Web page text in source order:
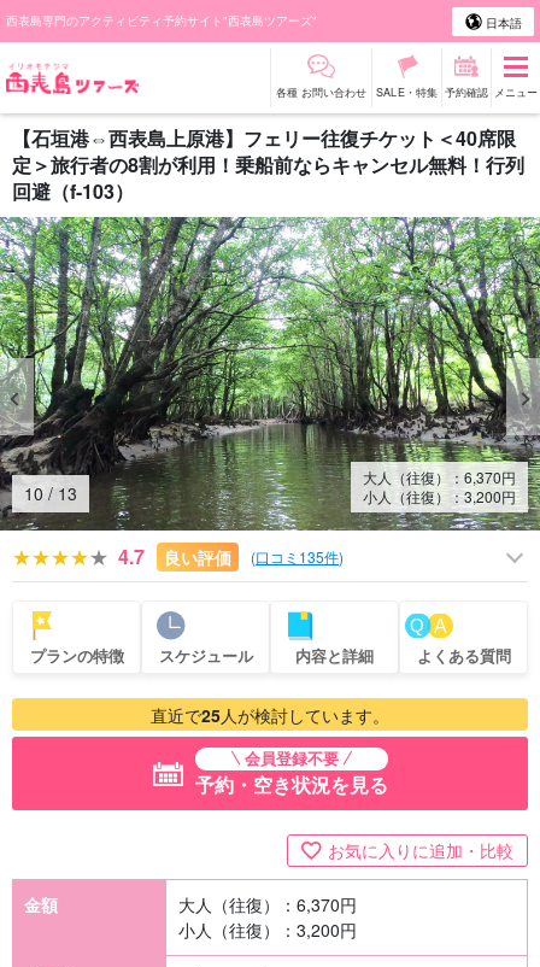
西表島専門のアクティビティ予約サイト"西表島ツアーズ" 日本語
各種 お問い合わせ SALE・特集 予約確認 メニュー
【石垣港⇔西表島上原港】フェリー往復チケット＜40席限
定＞旅行者の8割が利用！乗船前ならキャンセル無料！行列
回避（f-103）
11/ 13
大人（往復）：6,370円
小人（往復）：3,200円
4.7 良い評価 (口コミ135件)
プランの特徴 スケジュール 内容と詳細 よくある質問
直近で25人が検討しています。
会員登録不要
予約・空き状況を見る
お気に入りに追加・比較
金額 大人（往復）： 6,370円
小人（往復）： 3,200円